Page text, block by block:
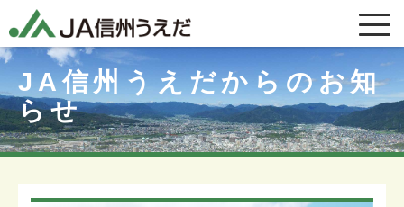
JA信州うえだからのお知
らせ